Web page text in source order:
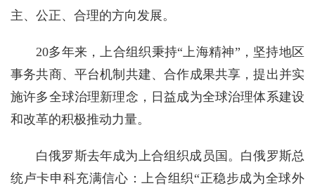
主、公正、合理的方向发展。
20多年来，上合组织秉持“上海精神”，坚持地区
事务共商、平台机制共建、合作成果共享，提出并实
施许多全球治理新理念，日益成为全球治理体系建设
和改革的积极推动力量。
白俄罗斯去年成为上合组织成员国。白俄罗斯总
统卢卡申科充满信心：上合组织“正稳步成为全球外